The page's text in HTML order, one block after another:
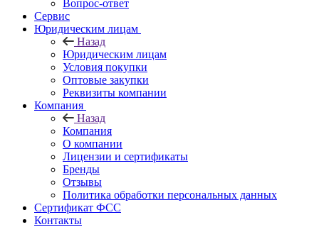
Вопрос-ответ
Сервис
Юридическим лицам
Назад
Юридическим лицам
Условия покупки
Оптовые закупки
Реквизиты компании
Компания
Назад
Компания
О компании
Лицензии и сертификаты
Бренды
Отзывы
Политика обработки персональных данных
Сертификат ФСС
Контакты